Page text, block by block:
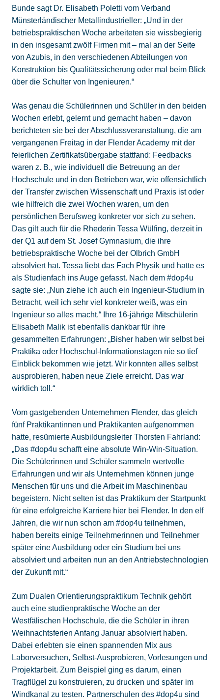
Bunde sagt Dr. Elisabeth Poletti vom Verband
Münsterländischer Metallindustrieller: „Und in der
betriebspraktischen Woche arbeiteten sie wissbegierig
in den insgesamt zwölf Firmen mit – mal an der Seite
von Azubis, in den verschiedenen Abteilungen von
Konstruktion bis Qualitätssicherung oder mal beim Blick
über die Schulter von Ingenieuren.“
Was genau die Schülerinnen und Schüler in den beiden
Wochen erlebt, gelernt und gemacht haben – davon
berichteten sie bei der Abschlussveranstaltung, die am
vergangenen Freitag in der Flender Academy mit der
feierlichen Zertifikatsübergabe stattfand: Feedbacks
waren z. B., wie individuell die Betreuung an der
Hochschule und in den Betrieben war, wie offensichtlich
der Transfer zwischen Wissenschaft und Praxis ist oder
wie hilfreich die zwei Wochen waren, um den
persönlichen Berufsweg konkreter vor sich zu sehen.
Das gilt auch für die Rhederin Tessa Wülfing, derzeit in
der Q1 auf dem St. Josef Gymnasium, die ihre
betriebspraktische Woche bei der Olbrich GmbH
absolviert hat. Tessa liebt das Fach Physik und hatte es
als Studienfach ins Auge gefasst. Nach dem #dop4u
sagte sie: „Nun ziehe ich auch ein Ingenieur-Studium in
Betracht, weil ich sehr viel konkreter weiß, was ein
Ingenieur so alles macht.“ Ihre 16-jährige Mitschülerin
Elisabeth Malik ist ebenfalls dankbar für ihre
gesammelten Erfahrungen: „Bisher haben wir selbst bei
Praktika oder Hochschul-Informationstagen nie so tief
Einblick bekommen wie jetzt. Wir konnten alles selbst
ausprobieren, haben neue Ziele erreicht. Das war
wirklich toll.“
Vom gastgebenden Unternehmen Flender, das gleich
fünf Praktikantinnen und Praktikanten aufgenommen
hatte, resümierte Ausbildungsleiter Thorsten Fahrland:
„Das #dop4u schafft eine absolute Win-Win-Situation.
Die Schülerinnen und Schüler sammeln wertvolle
Erfahrungen und wir als Unternehmen können junge
Menschen für uns und die Arbeit im Maschinenbau
begeistern. Nicht selten ist das Praktikum der Startpunkt
für eine erfolgreiche Karriere hier bei Flender. In den elf
Jahren, die wir nun schon am #dop4u teilnehmen,
haben bereits einige Teilnehmerinnen und Teilnehmer
später eine Ausbildung oder ein Studium bei uns
absolviert und arbeiten nun an den Antriebstechnologien
der Zukunft mit.“
Zum Dualen Orientierungspraktikum Technik gehört
auch eine studienpraktische Woche an der
Westfälischen Hochschule, die die Schüler in ihren
Weihnachtsferien Anfang Januar absolviert haben.
Dabei erlebten sie einen spannenden Mix aus
Laborversuchen, Selbst-Ausprobieren, Vorlesungen und
Projektarbeit. Zum Beispiel ging es darum, einen
Tragflügel zu konstruieren, zu drucken und später im
Windkanal zu testen. Partnerschulen des #dop4u sind